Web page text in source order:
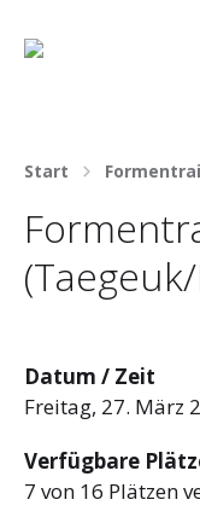
Start
Datum / Zeit
Freitag, 27. März
Verfügbare
7 von 16 Plätzen